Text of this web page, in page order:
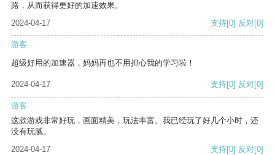
路，从而获得更好的加速效果。
2024-04-17
支持[0] 反对[0]
游客
超级好用的加速器，妈妈再也不用担心我的学习啦！
2024-04-17 支持[0] 反对[0]
游客
这款游戏非常好玩，画面精美，玩法丰富。我已经玩了好几个小时，还
没有玩腻。
2024-04-17
支持[0] 反对[0]